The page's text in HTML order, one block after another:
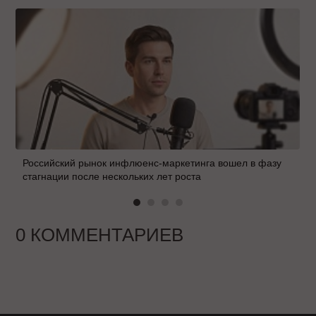
Российский рынок инфлюенс-маркетинга вошел в фазу
стагнации после нескольких лет роста
0 КОММЕНТАРИЕВ